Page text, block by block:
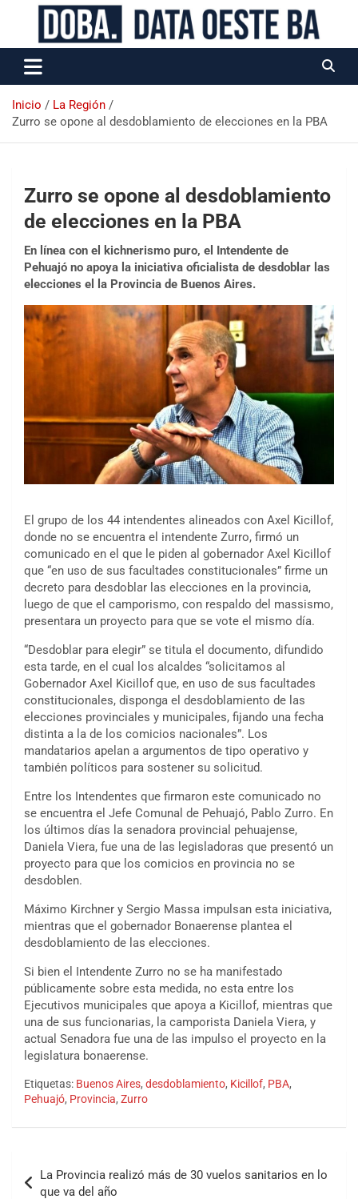
Data Oeste BA
Inicio
La Región
Zurro se opone al desdoblamiento de elecciones en la PBA
Zurro se opone al desdoblamiento
de elecciones en la PBA
En línea con el kichnerismo puro, el Intendente de
Pehuajó no apoya la iniciativa oficialista de desdoblar las
elecciones el la Provincia de Buenos Aires.
El grupo de los 44 intendentes alineados con Axel Kicillof,
donde no se encuentra el intendente Zurro, firmó un
comunicado en el que le piden al gobernador Axel Kicillof
que “en uso de sus facultades constitucionales” firme un
decreto para desdoblar las elecciones en la provincia,
luego de que el camporismo, con respaldo del massismo,
presentara un proyecto para que se vote el mismo día.
“Desdoblar para elegir” se titula el documento, difundido
esta tarde, en el cual los alcaldes “solicitamos al
Gobernador Axel Kicillof que, en uso de sus facultades
constitucionales, disponga el desdoblamiento de las
elecciones provinciales y municipales, fijando una fecha
distinta a la de los comicios nacionales”. Los
mandatarios apelan a argumentos de tipo operativo y
también políticos para sostener su solicitud.
Entre los Intendentes que firmaron este comunicado no
se encuentra el Jefe Comunal de Pehuajó, Pablo Zurro. En
los últimos días la senadora provincial pehuajense,
Daniela Viera, fue una de las legisladoras que presentó un
proyecto para que los comicios en provincia no se
desdoblen.
Máximo Kirchner y Sergio Massa impulsan esta iniciativa,
mientras que el gobernador Bonaerense plantea el
desdoblamiento de las elecciones.
Si bien el Intendente Zurro no se ha manifestado
públicamente sobre esta medida, no esta entre los
Ejecutivos municipales que apoya a Kicillof, mientras que
una de sus funcionarias, la camporista Daniela Viera, y
actual Senadora fue una de las impulso el proyecto en la
legislatura bonaerense.
Etiquetas: Buenos Aires, desdoblamiento, Kicillof, PBA,
Pehuajó, Provincia, Zurro
La Provincia realizó más de 30 vuelos sanitarios en lo
que va del año